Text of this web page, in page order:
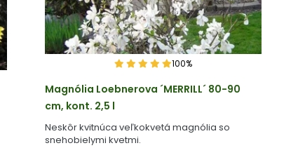
100%
Magnólia Loebnerova ´MERRILL´ 80-90
cm, kont. 2,5 l
Neskôr kvitnúca veľkokvetá magnólia so
snehobielymi kvetmi.